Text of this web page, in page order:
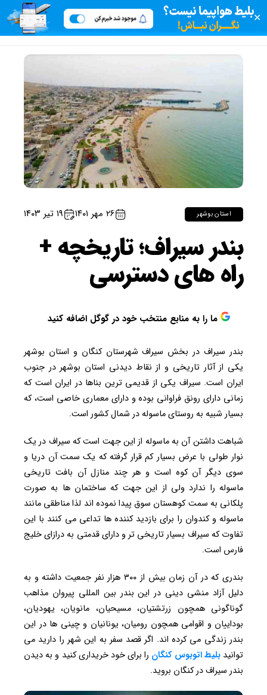
✕
استان بوشهر ۲۶ مهر ۱۴۰۱ ۱۹ تیر ۱۴۰۳
بندر سیراف؛ تاریخچه +
راه های دسترسی
ما را به منابع منتخب خود در گوگل اضافه کنید
بندر سیراف در بخش سیراف شهرستان کنگان و استان بوشهر
یکی از آثار تاریخی و از نقاط دیدنی استان بوشهر در جنوب
ایران است. سیراف یکی از قدیمی ترین بناها در ایران است که
زمانی دارای رونق فراوانی بوده و دارای معماری خاصی است، که
بسیار شبیه به روستای ماسوله در شمال کشور است.
شباهت داشتن آن به ماسوله از این جهت است که سیراف در یک
نوار طولی با عرض بسیار کم قرار گرفته که یک سمت آن دریا و
سوی دیگر آن کوه است و هر چند منازل آن بافت تاریخی
ماسوله را ندارد ولی از این جهت که ساختمان ها به‌ صورت
پلکانی به سمت کوهستان سوق پیدا نموده اند لذا مناطقی مانند
ماسوله و کندوان را برای بازدید کننده ها تداعی می کنند با این
تفاوت که سیراف بسیار تاریخی تر و دارای قدمتی به درازای خلیج
فارس است.
بندری که در آن زمان بیش از ۳۰۰ هزار نفر جمعیت داشته و به
دلیل آزاد منشی دینی در این بندر بین ‌المللی پیروان مذاهب
گوناگونی همچون زرتشتیان، مسیحیان، مانویان، یهودیان،
بوداییان و اقوامی همچون رومیان، یونانیان و چینی ‌ها در این
بندر زندگی می ‌کرده ‌اند. اگر قصد سفر به این شهر را دارید می
توانیدبلیط اتوبوس کنگان را برای خود خریداری کنید و به دیدن
بندر سیراف در کنگان بروید.